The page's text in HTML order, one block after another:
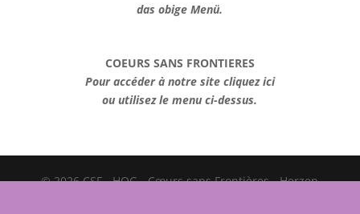
das obige Menü.
COEURS SANS FRONTIERES
Pour accéder à notre site cliquez ici
ou utilisez le menu ci-dessus.
© 2026 CSF - HOG - Cœurs sans Frontières - Herzen